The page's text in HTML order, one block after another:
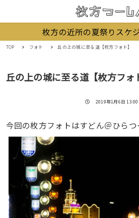
枚方の近所の夏祭りスケ
TOP フォト 丘の上の城に至る道【枚方フォト】
丘の上の城に至る道【枚方フォ
投稿日
2019年1月6日 13:00
今回の枚方フォトはすどん＠ひらつ